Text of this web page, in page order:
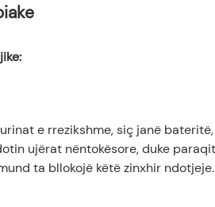
:
e rrezikshme, siç janë
ujërat nëntokësore, duke
ta bllokojë këtë zinxhir ndotjeje.